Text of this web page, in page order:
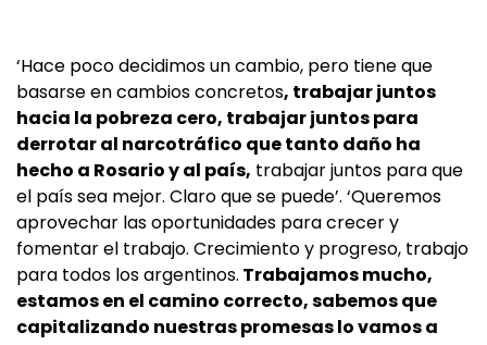
‘Hace poco decidimos un cambio, pero tiene que
basarse en cambios concretos, trabajar juntos
hacia la pobreza cero, trabajar juntos para
derrotar al narcotráfico que tanto daño ha
hecho a Rosario y al país, trabajar juntos para que
el país sea mejor. Claro que se puede’. ‘Queremos
aprovechar las oportunidades para crecer y
fomentar el trabajo. Crecimiento y progreso, trabajo
para todos los argentinos. Trabajamos mucho,
estamos en el camino correcto, sabemos que
capitalizando nuestras promesas lo vamos a